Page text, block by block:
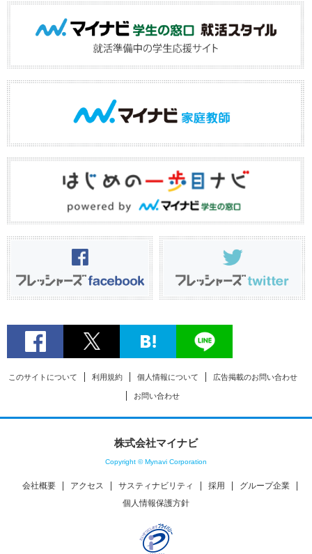
このサイトについて 利用規約 個人情報について 広告掲載のお問い合わせ
お問い合わせ
株式会社マイナビ
Copyright © Mynavi Corporation
会社概要 アクセス サスティナビリティ 採用
グループ企業
個人情報保護方針